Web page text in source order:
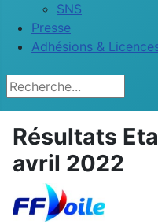
SNS
Presse
Adhésions &
Rechercher
Résultats
avril 2022